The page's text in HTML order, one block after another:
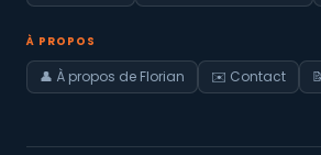
À PROPOS
👤 À propos de Florian ✉️ Contact